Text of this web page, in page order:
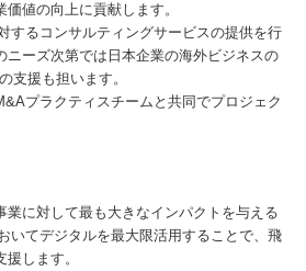
値の向上に貢献します。
するコンサルティングサービスの提供を行
ニーズ次第では日本企業の海外ビジネスの
支援も担います。
プラクティスチームと共同でプロジェク
業に対して最も大きなインパクトを与える
いてデジタルを最大限活用することで、飛
します。